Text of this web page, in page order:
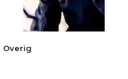
Overig